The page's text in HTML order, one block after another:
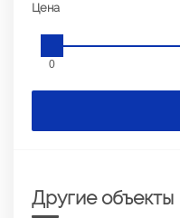
Цена
0
Другие объекты